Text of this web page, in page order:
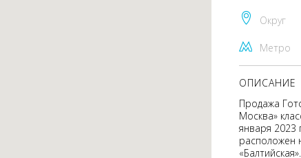
Округ
Метро
ОПИСАНИЕ
Продажа
Москва»
января 2023
расположен